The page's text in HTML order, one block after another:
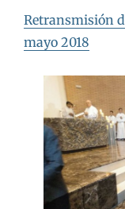
Retransmisión
mayo 2018